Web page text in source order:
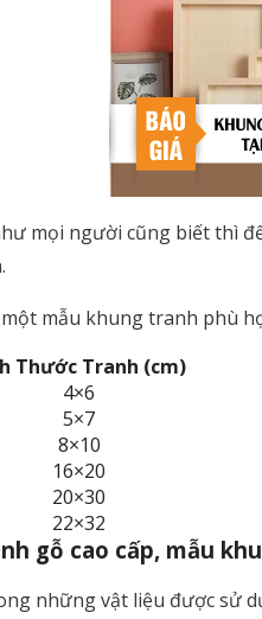
mọi người cũng biết thì
mẫu khung tranh phù
Thước Tranh (cm)
4×6
5×7
8×10
16×20
20×30
22×32
gỗ cao cấp, mẫu
những vật liệu được sử